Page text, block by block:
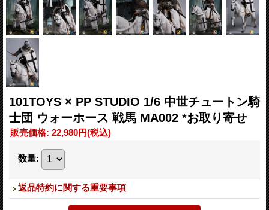
101TOYS × PP STUDIO 1/6 中世チュートン騎
士団 ウォーホース 戦馬 MA002 *お取り寄せ
販売価格: 22,980円(税込)
数量:
返品特約に関する重要事項